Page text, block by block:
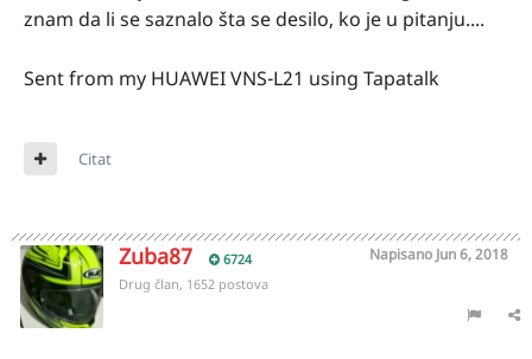
znam da li se saznalo šta se desilo, ko je u pitanju....
Sent from my HUAWEI VNS-L21 using Tapatalk
Citat
Zuba87 6724 Napisano Jun 6, 2018
Drug član, 1652 postova